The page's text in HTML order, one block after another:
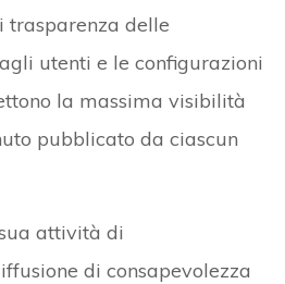
trasparenza delle
utenti e le configurazioni
la massima visibilità
pubblicato da ciascun
attività di
di consapevolezza